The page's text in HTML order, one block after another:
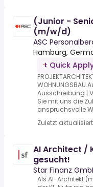
(Junior -
(m/w/d)
ASC
Hamburg,
Quick
Ausschreibung |
Sie mit uns die
anspruchsvolle
Zuletzt
AI Architect /
gesucht!
Star Finanz
Als AI-Architekt